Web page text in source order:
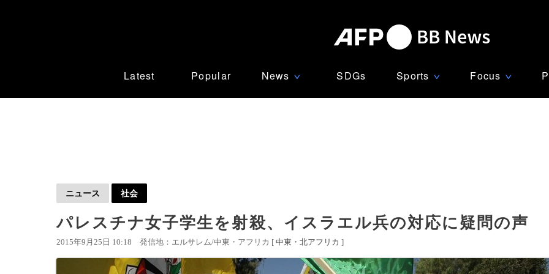
Latest Popular News ∨ SDGs Sports ∨ Focus ∨
ニュース 社会
パレスチナ女子学生を射殺、イスラエル兵の対応に疑問の声
2015年9月25日 10:18 発信地：エルサレム/中東・アフリカ [ 中東・北アフリカ ]